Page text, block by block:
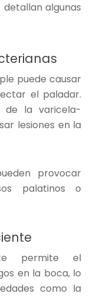
detallan algunas
puede causar
el paladar.
de la varicela-
lesiones en la
provocar
palatinos o
permite el
en la boca, lo
como la